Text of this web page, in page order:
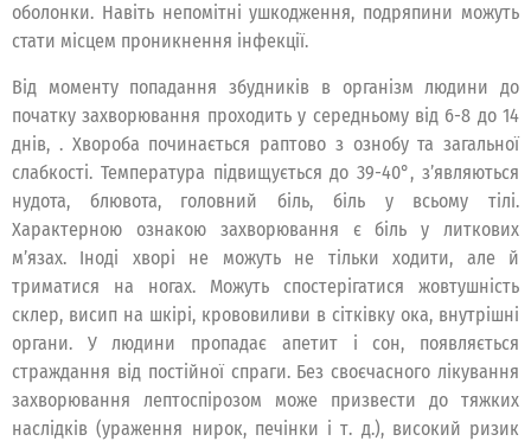
оболонки. Навіть непомітні ушкодження, подряпини можуть
стати місцем проникнення інфекції.
Від моменту попадання збудників в організм людини до
початку захворювання проходить у середньому від 6-8 до 14
днів, . Хвороба починається раптово з ознобу та загальної
слабкості. Температура підвищується до 39-40°, з’являються
нудота, блювота, головний біль, біль у всьому тілі.
Характерною ознакою захворювання є біль у литкових
м’язах. Іноді хворі не можуть не тільки ходити, але й
триматися на ногах. Можуть спостерігатися жовтушність
склер, висип на шкірі, крововиливи в сітківку ока, внутрішні
органи. У людини пропадає апетит і сон, появляється
страждання від постійної спраги. Без своєчасного лікування
захворювання лептоспірозом може призвести до тяжких
наслідків (ураження нирок, печінки і т. д.), високий ризик